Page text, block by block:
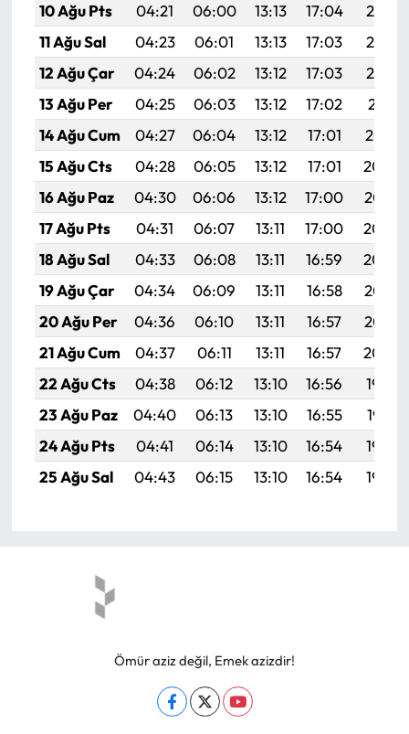
10 Ağu Pts
04:21 06:00 13:13 17:04
20:15
11 Ağu Sal
04:23 06:01 13:13 17:03
20:14
12 Ağu Çar
04:24 06:02 13:12 17:03
20:13
13 Ağu Per
04:25 06:03 13:12 17:02
20:11
14 Ağu Cum
04:27 06:04 13:12 17:01
20:10
15 Ağu Cts
04:28 06:05 13:12 17:01
20:09
16 Ağu Paz
04:30 06:06 13:12 17:00
20:07
17 Ağu Pts
04:31 06:07 13:11 17:00
20:06
18 Ağu Sal
04:33 06:08 13:11 16:59
20:04
19 Ağu Çar
04:34 06:09 13:11 16:58
20:03
20 Ağu Per
04:36 06:10 13:11 16:57
20:02
21 Ağu Cum
04:37 06:11 13:11 16:57
20:00
22 Ağu Cts
04:38 06:12 13:10 16:56
19:59
23 Ağu Paz
04:40 06:13 13:10 16:55
19:57
24 Ağu Pts
04:41 06:14 13:10 16:54
19:56
25 Ağu Sal
04:43 06:15 13:10 16:54 19:54
Ömür aziz değil, Emek azizdir!